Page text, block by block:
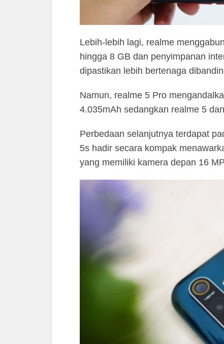
Lebih-lebih lagi, realme
hingga 8 GB dan penyimpanan
dipastikan lebih bertenaga
Namun, realme 5 Pro
4.035mAh sedangkan realme 5
Perbedaan selanjutnya terdapat
5s hadir secara kompak
yang memiliki kamera depan 16